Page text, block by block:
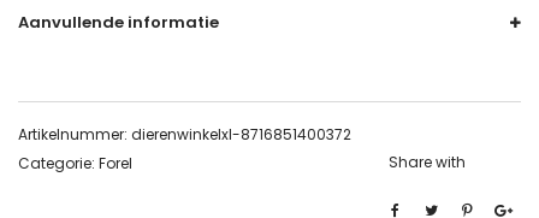
Aanvullende informatie
Artikelnummer: dierenwinkelxl-8716851400372
Categorie: Forel Share with